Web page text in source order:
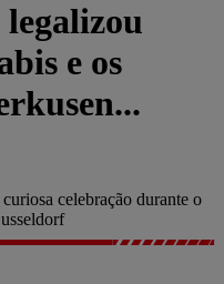
e os
celebração durante o